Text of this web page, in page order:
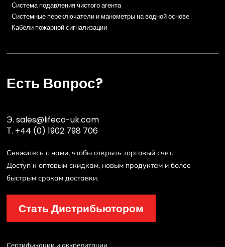
Система подавления чистого агента
Системные переключатели и манометры на водной основе
Кабели пожарной сигнализации
Есть Вопрос?
Э.sales@lifeco-uk.com
Т. +44 (0) 1902 798 706
Свяжитесь с нами, чтобы открыть торговый счет.
Доступ к оптовым скидкам, новым продуктам и более
быстрым срокам доставки.
Стать Дистрибьютором
Сертификации и аккредитации